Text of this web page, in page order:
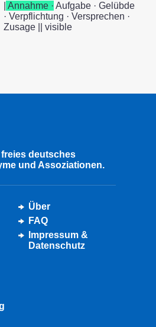
Annahme · Aufgabe · Gelübde
· Verpflichtung · Versprechen ·
Zusage || visible
deutsches
und Assoziationen.
Über
FAQ
Impressum &
Datenschutz